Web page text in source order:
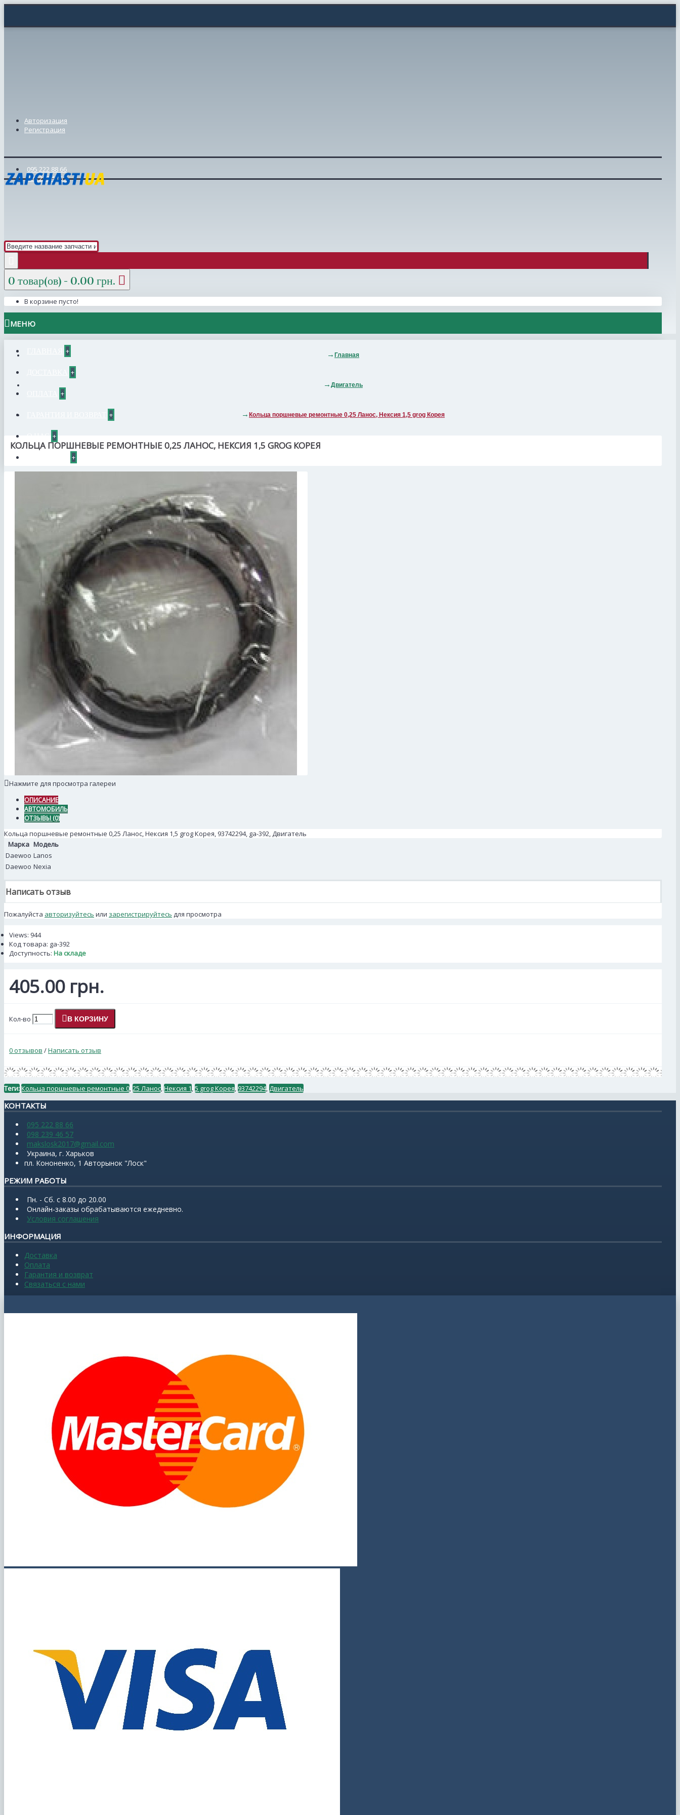
Авторизация
Регистрация
095 222 88 66
098 239 46 57
0 товар(ов) - 0.00 грн.
В корзине пусто!
МЕНЮ
+
+
+
+
+
+
Главная
Двигатель
Кольца поршневые ремонтные 0,25 Ланос, Нексия 1,5 grog Корея
КОЛЬЦА ПОРШНЕВЫЕ РЕМОНТНЫЕ 0,25 ЛАНОС, НЕКСИЯ 1,5 GROG КОРЕЯ
Нажмите для просмотра галереи
ОПИСАНИЕ
АВТОМОБИЛЬ
ОТЗЫВЫ (0)
Кольца поршневые ремонтные 0,25 Ланос, Нексия 1,5 grog Корея, 93742294, ga-392, Двигатель
Марка Модель
Daewoo Lanos
Daewoo Nexia
Написать отзыв
Пожалуйста авторизуйтесь или зарегистрируйтесь для просмотра
Views: 944
Код товара: ga-392
Доступность: На складе
405.00 грн.
Кол-во В КОРЗИНУ
0 отзывов /Написать отзыв
Теги:Кольца поршневые ремонтные 0,25 Ланос,Нексия 1,5 grog Корея, 93742294,Двигатель
КОНТАКТЫ
095 222 88 66
098 239 46 57
makslosk2017@gmail.com
Украина, г. Харьков
пл. Кононенко, 1 Авторынок "Лоск"
РЕЖИМ РАБОТЫ
Пн. - Сб. с 8.00 до 20.00
Онлайн-заказы обрабатываются ежедневно.
Условия соглашения
ИНФОРМАЦИЯ
Доставка
Оплата
Гарантия и возврат
Связаться с нами